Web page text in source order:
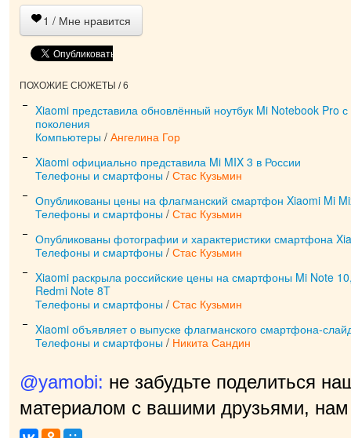
1 / Мне нравится
ПОХОЖИЕ СЮЖЕТЫ / 6
Xiaomi представила обновлённый ноутбук Mi Notebook Pro
поколения
Компьютеры / Ангелина Гор
Xiaomi официально представила Mi MIX 3 в России
Телефоны и смартфоны / Стас Кузьмин
Опубликованы цены на флагманский смартфон Xiaomi Mi
Телефоны и смартфоны / Стас Кузьмин
Опубликованы фотографии и характеристики смартфона
Телефоны и смартфоны / Стас Кузьмин
Xiaomi раскрыла российские цены на смартфоны Mi Note
Redmi Note 8T
Телефоны и смартфоны / Стас Кузьмин
Xiaomi объявляет о выпуске флагманского смартфона-
Телефоны и смартфоны / Никита Сандин
@yamobi: не забудьте поделиться
материалом с вашими друзьями, нам
приятно!